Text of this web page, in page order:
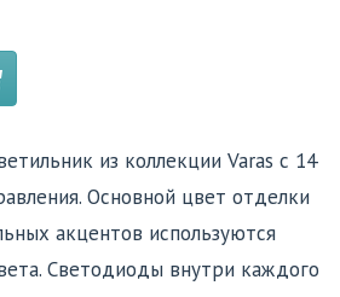
из коллекции Varas c 14
Основной цвет отделки
акцентов используются
Светодиоды внутри каждого